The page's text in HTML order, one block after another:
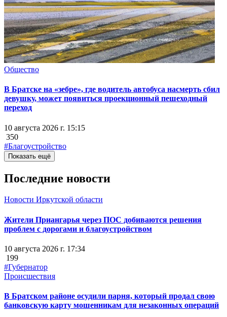
Общество
В Братске на «зебре», где водитель автобуса насмерть сбил
девушку, может появиться проекционный пешеходный
переход
10 августа 2026 г. 15:15
350
#Благоустройство
Показать ещё
Последние новости
Новости Иркутской области
Жители Приангарья через ПОС добиваются решения
проблем с дорогами и благоустройством
10 августа 2026 г. 17:34
199
#Губернатор
Происшествия
В Братском районе осудили парня, который продал свою
банковскую карту мошенникам для незаконных операций